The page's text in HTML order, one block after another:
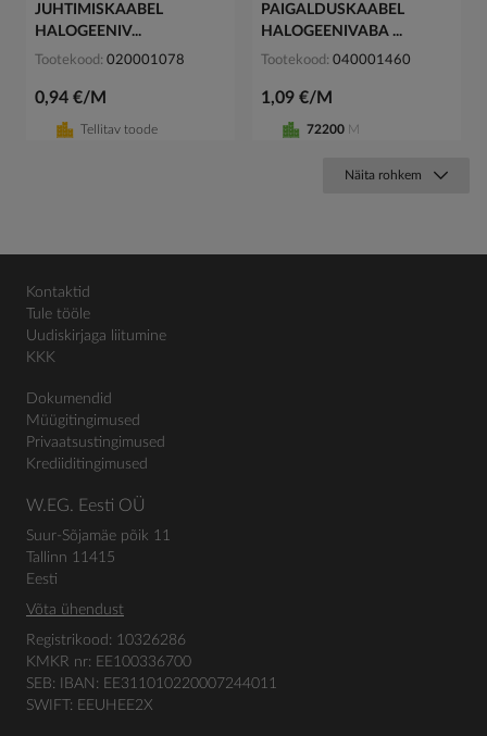
JUHTIMISKAABEL
HALOGEENIV...
Tootekood 020001078
0,94 €/M
Tellitav toode
PAIGALDUSKAABEL
HALOGEENIVABA ...
Tootekood 040001460
1,09 €/M
72200 M
Näita rohkem
Kontaktid
Tule tööle
Uudiskirjaga liitumine
KKK
Dokumendid
Müügitingimused
Privaatsustingimused
Krediiditingimused
W.EG. Eesti OÜ
Suur-Sõjamäe põik 11
Tallinn 11415
Eesti
Võta ühendust
Registrikood: 10326286
KMKR nr: EE100336700
SEB: IBAN: EE311010220007244011
SWIFT: EEUHEE2X